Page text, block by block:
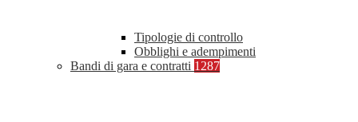
Tipologie di controllo
Obblighi e adempimenti
Bandi di gara e contratti 1287